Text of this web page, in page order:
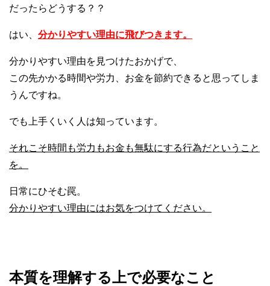
だったらどうする？？
はい、 分かりやすい理由に飛びつきます。
分かりやすい理由を見つけたおかげで、
この先かかる時間や労力、お金を節約できると思ってしま
うんですね。
でも上手くいく人は知っています。
それこそ時間も労力もお金も無駄にする行為だということ
を。
日常にひそむ罠。
分かりやすい理由にはお気をつけてください。
本質を理解する上で必要なこと